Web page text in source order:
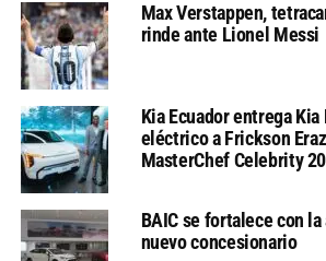
Max Verstappen,
rinde ante Lionel Messi
Kia Ecuador entrega Kia
eléctrico a Frickson
MasterChef Celebrity
BAIC se fortalece con
nuevo concesionario